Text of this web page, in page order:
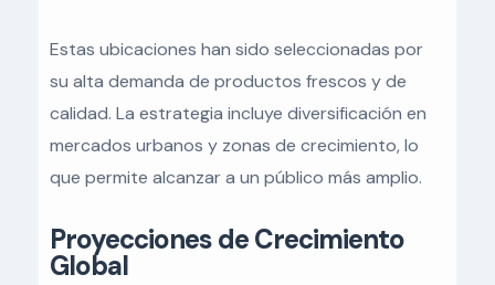
Estas ubicaciones han sido seleccionadas por
su alta demanda de productos frescos y de
calidad. La estrategia incluye diversificación en
mercados urbanos y zonas de crecimiento, lo
que permite alcanzar a un público más amplio.
Proyecciones de Crecimiento
Global